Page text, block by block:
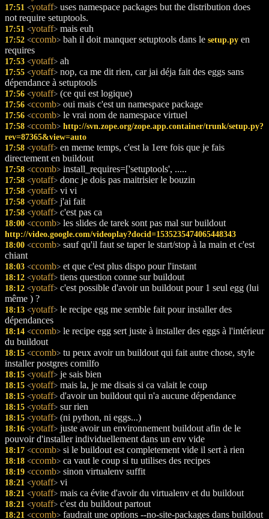
17:51 <yotaff> uses namespace packages but the distribution does
not require setuptools.
17:51 <yotaff> mais euh
17:52 <ccomb> bah il doit manquer setuptools dans le setup.py en
requires
17:53 <yotaff> ah
17:55 <yotaff> nop, ca me dit rien, car jai déja fait des eggs sans
dépendance à setuptools
17:56 <yotaff> (ce qui est logique)
17:56 <ccomb> oui mais c'est un namespace package
17:56 <ccomb> le vrai nom de namespace virtuel
17:58 <ccomb> http://svn.zope.org/zope.app.container/trunk/setup.py?
rev=87365&view=auto
17:58 <yotaff> en meme temps, c'est la 1ere fois que je fais
directement en buildout
17:58 <ccomb> install_requires=['setuptools', .....
17:58 <yotaff> donc je dois pas maitrisier le bouzin
17:58 <yotaff> vi vi
17:58 <yotaff> j'ai fait
17:58 <yotaff> c'est pas ca
18:00 <ccomb> les slides de tarek sont pas mal sur buildout
http://video.google.com/videoplay?docid=1535235474065448343
18:00 <ccomb> sauf qu'il faut se taper le start/stop à la main et c'est
chiant
18:03 <ccomb> et que c'est plus dispo pour l'instant
18:12 <yotaff> tiens question conne sur buildout
18:12 <yotaff> c'est possible d'avoir un buildout pour 1 seul egg (lui
même ) ?
18:13 <yotaff> le recipe egg me semble fait pour installer des
dépendances
18:14 <ccomb> le recipe egg sert juste à installer des eggs à l'intérieur
du buildout
18:15 <ccomb> tu peux avoir un buildout qui fait autre chose, style
installer postgres comilfo
18:15 <yotaff> je sais bien
18:15 <yotaff> mais la, je me disais si ca valait le coup
18:15 <yotaff> d'avoir un buildout qui n'a aucune dépendance
18:15 <yotaff> sur rien
18:15 <yotaff> (ni python, ni eggs...)
18:16 <yotaff> juste avoir un environnement buildout afin de le
pouvoir d'installer individuellement dans un env vide
18:17 <ccomb> si le buildout est completement vide il sert à rien
18:18 <ccomb> ca vaut le coup si tu utilises des recipes
18:19 <ccomb> sinon virtualenv suffit
18:21 <yotaff> vi
18:21 <yotaff> mais ca évite d'avoir du virtualenv et du buildout
18:21 <yotaff> c'est du buildout partout
18:21 <ccomb> faudrait une options --no-site-packages dans buildout